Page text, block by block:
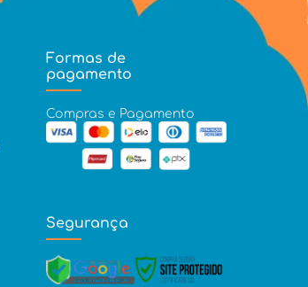
Formas de
pagamento
Compras e Pagamento
Segurança